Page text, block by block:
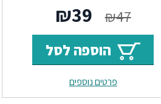
₪47
המחיר
המקורי
היה:
₪47.
₪39
הנוכחי
הוא:
₪39.
הוספה לסל
פרטים נוספים